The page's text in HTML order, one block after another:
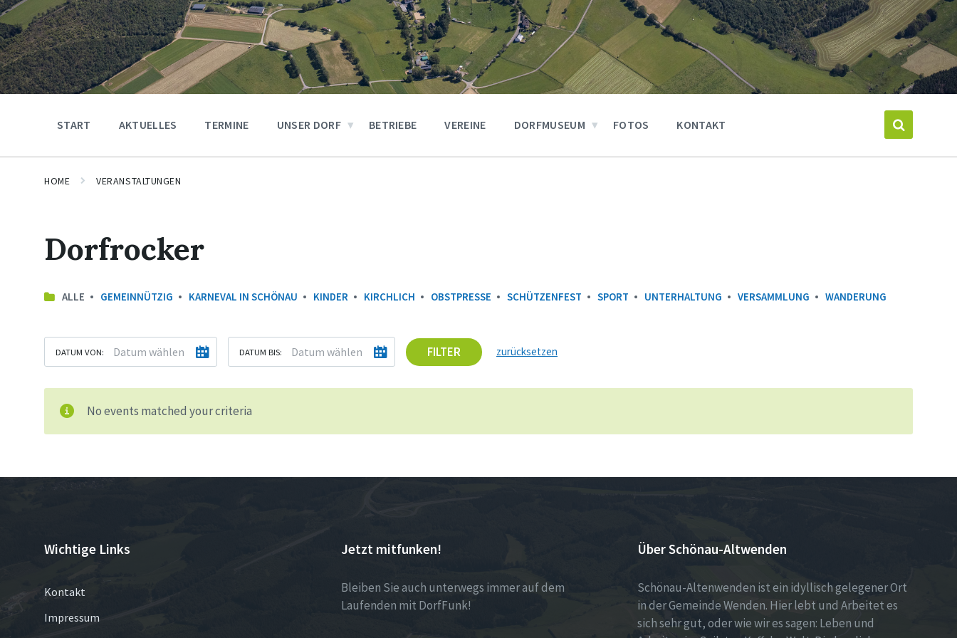
START AKTUELLES TERMINE UNSER DORF BETRIEBE VEREINE DORFMUSEUM FOTOS KONTAKT
HOME VERANSTALTUNGEN
Dorfrocker
ALLE GEMEINNÜTZIG KARNEVAL IN SCHÖNAU KINDER KIRCHLICH OBSTPRESSE SCHÜTZENFEST SPORT UNTERHALTUNG VERSAMMLUNG WANDERUNG
DATUM VON: DATUM BIS: FILTER zurücksetzen
No events matched your criteria
Wichtige Links
Kontakt
Impressum
Jetzt mitfunken!
Bleiben Sie auch unterwegs immer auf dem
Laufenden mit DorfFunk!
Über Schönau-Altwenden
Schönau-Altenwenden ist ein idyllisch gelegener Ort
in der Gemeinde Wenden. Hier lebt und Arbeitet es
sich sehr gut, oder wie wir es sagen: Leben und